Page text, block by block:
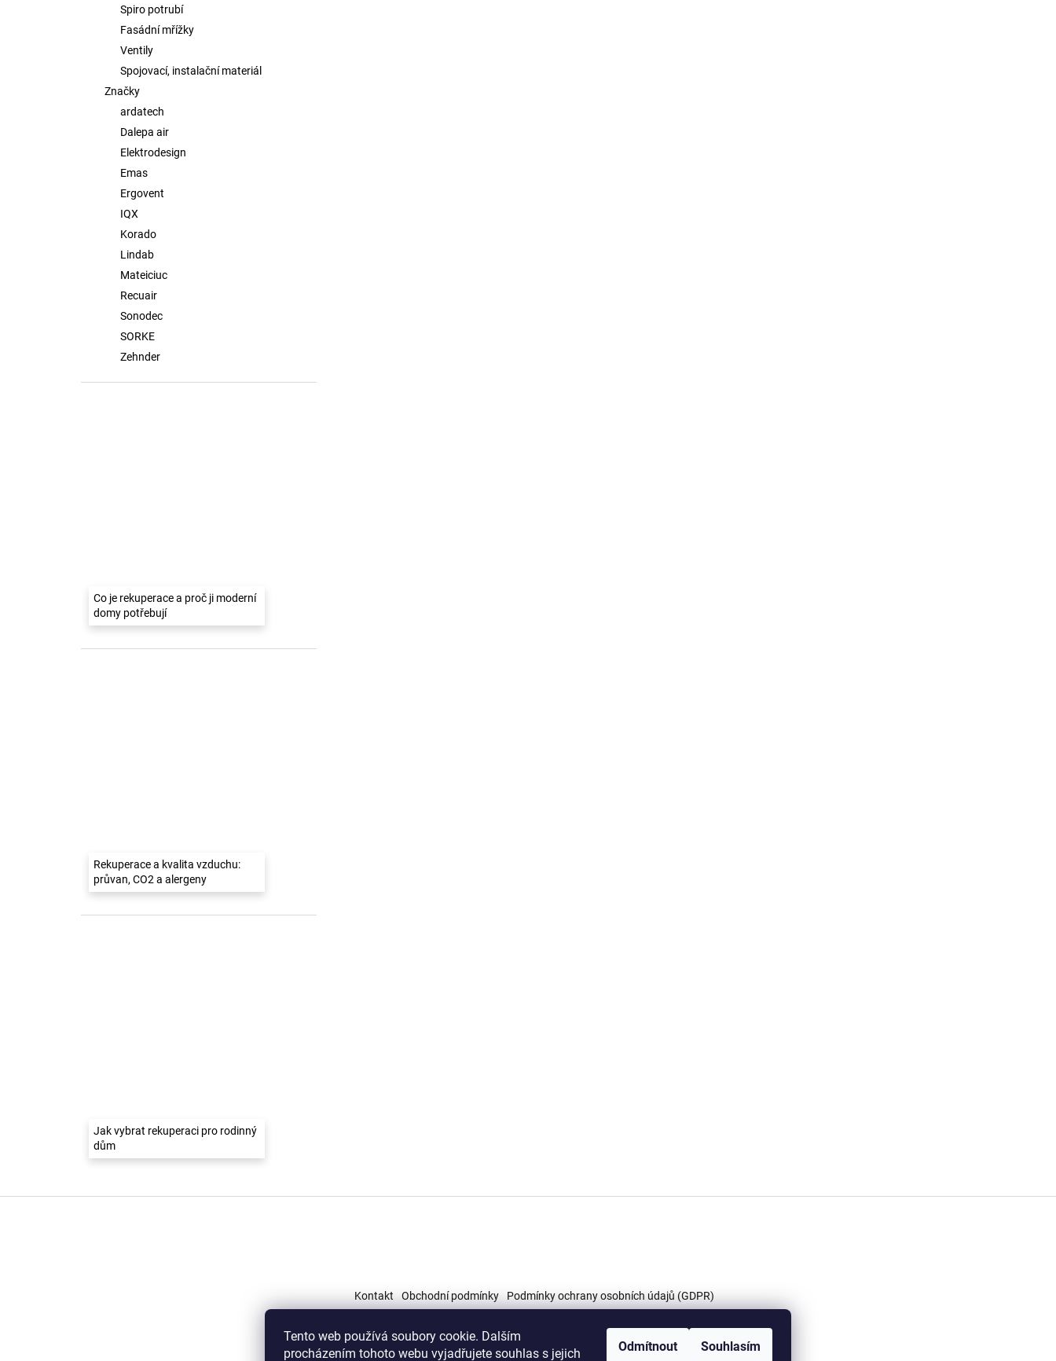
Tento web používá soubory cookie. Dalším
procházením tohoto webu vyjadřujete souhlas s jejich
Odmítnout Souhlasím
Spiro potrubí
Fasádní mřížky
Ventily
Spojovací, instalační materiál
Značky
ardatech
Dalepa air
Elektrodesign
Emas
Ergovent
IQX
Korado
Lindab
Mateiciuc
Recuair
Sonodec
SORKE
Zehnder
Co je rekuperace a proč ji moderní
domy potřebují
Rekuperace a kvalita vzduchu:
průvan, CO2 a alergeny
Jak vybrat rekuperaci pro rodinný
dům
Kontakt Obchodní podmínky Podmínky ochrany osobních údajů (GDPR)